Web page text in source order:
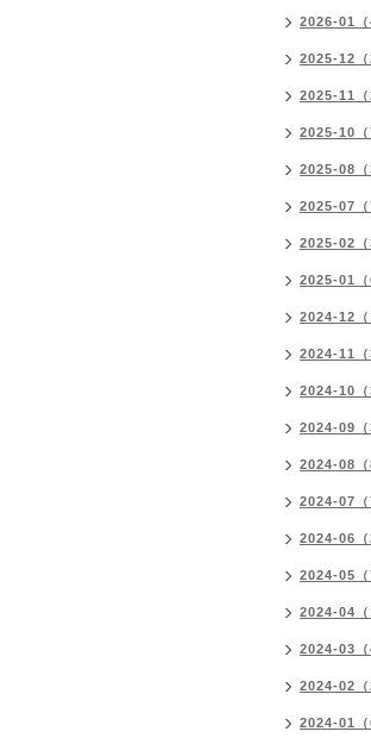
2026-01（
2025-12（
2025-11（
2025-10（
2025-08（
2025-07（
2025-02（
2025-01（
2024-12（
2024-11（
2024-10（
2024-09（
2024-08（
2024-07（
2024-06（
2024-05（
2024-04（
2024-03（
2024-02（
2024-01（